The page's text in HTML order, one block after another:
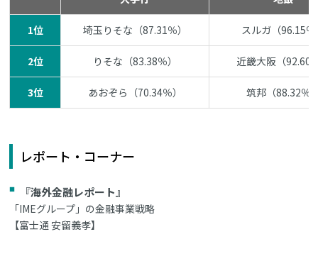
1位 埼玉りそな（87.31％） スルガ（96.15
2位 りそな（83.38％） 近畿大阪（92.60
3位 あおぞら（70.34％） 筑邦（88.32％
レポート・コーナー
『海外金融レポート』
「IMEグループ」の金融事業戦略
【富士通 安留義孝】